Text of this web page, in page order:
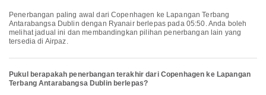
Penerbangan paling awal dari Copenhagen ke Lapangan Terbang
Antarabangsa Dublin dengan Ryanair berlepas pada 05:50. Anda boleh
melihat jadual ini dan membandingkan pilihan penerbangan lain yang
tersedia di Airpaz.
Pukul berapakah penerbangan terakhir dari Copenhagen ke Lapangan
Terbang Antarabangsa Dublin berlepas?